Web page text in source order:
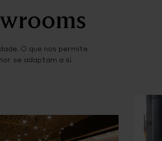
O que nos permite
se adaptam a si.